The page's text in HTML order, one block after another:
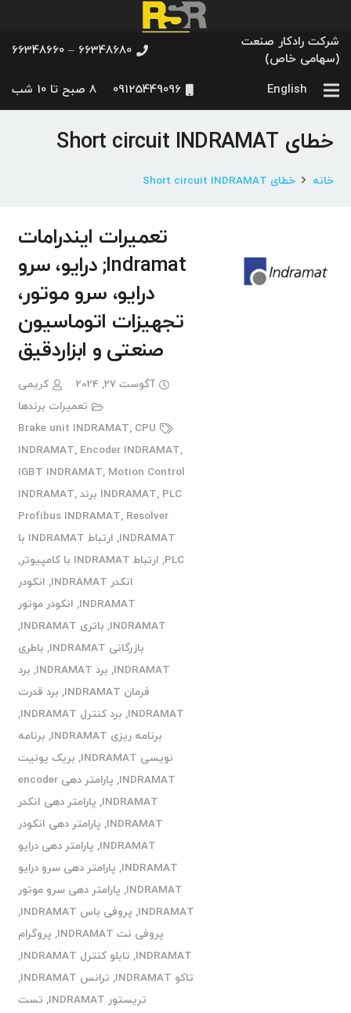
شرکت رادکار صنعت
(سهامی خاص)
66348680 – 66348660
English
09125449096 8 صبح تا 10 شب
خطای Short circuit INDRAMAT
خانه خطای Short circuit INDRAMAT
تعمیرات ایندرامات
Indramat; درایو، سرو
درایو، سرو موتور،
تجهیزات اتوماسیون
صنعتی و ابزاردقیق
آگوست 27, 2024
کریمی
تعمیرات برندها
Brake unit INDRAMAT, CPU
INDRAMAT, Encoder INDRAMAT,
IGBT INDRAMAT, Motion Control
INDRAMAT, PLC برند INDRAMAT
,
Profibus INDRAMAT, Resolver
INDRAMAT
,
ارتباط INDRAMAT با
PLC
, ارتباط INDRAMAT با کامپیوتر
,
انکدر INDRAMAT
, انکودر
INDRAMAT
, انکودر موتور
INDRAMAT
, باتری INDRAMAT
,
بازرگانی INDRAMAT
, باطری
INDRAMAT
, برد INDRAMAT , برد
فرمان INDRAMAT
, برد قدرت
INDRAMAT
, برد کنترل INDRAMAT
,
برنامه ریزی INDRAMAT
, برنامه
نویسی INDRAMAT
, بریک یونیت
INDRAMAT
,
پارامتر دهی encoder
INDRAMAT
, پارامتر دهی انکدر
INDRAMAT
, پارامتر دهی انکودر
INDRAMAT
, پارامتر دهی درایو
INDRAMAT
, پارامتر دهی سرو درایو
INDRAMAT
, پارامتر دهی سرو موتور
INDRAMAT
, پروفی باس INDRAMAT
,
پروفی نت INDRAMAT
, پروگرام
INDRAMAT
, تابلو کنترل INDRAMAT
,
تاکو INDRAMAT
, ترانس INDRAMAT
,
تریستور INDRAMAT
, تست